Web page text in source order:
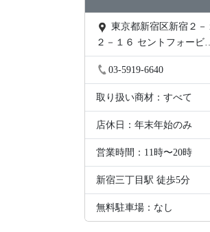
２－１６ セントフォービル
２０３
03-5919-6640
取り扱い商材：すべて
店休日：年末年始のみ
営業時間：11時〜20時
新宿三丁目駅 徒歩5分
無料駐車場：なし